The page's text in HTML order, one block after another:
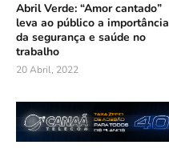
Abril Verde: “Amor cantado”
leva ao público a importância
da segurança e saúde no
trabalho
20 Abril, 2022